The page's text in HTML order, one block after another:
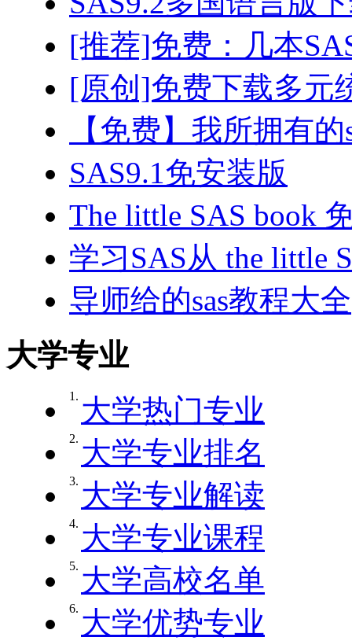
[推荐]免费：几本
[原创]免费下载多元
【免费】我所拥有
SAS9.1免安装版
The little SAS book
学习SAS从 the little
导师给的sas教程大全
大学专业
1. 大学热门专业
2. 大学专业排名
3. 大学专业解读
4. 大学专业课程
5. 大学高校名单
6. 大学优势专业